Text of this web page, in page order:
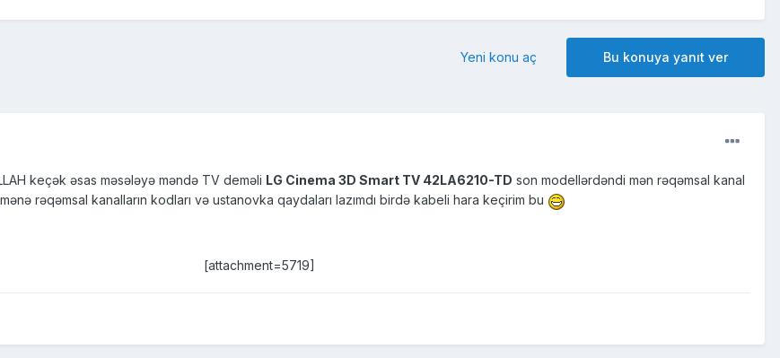
Bu konuya yanıt ver
Yeni konu aç
keçək əsas məsələyə məndə TV deməli LG Cinema 3D Smart TV 42LA6210-TD son modellərdəndi mən rəqəmsal kanal
rəqəmsal kanalların kodları və ustanovka qaydaları lazımdı birdə kabeli hara keçirim bu
[attachment=5719]